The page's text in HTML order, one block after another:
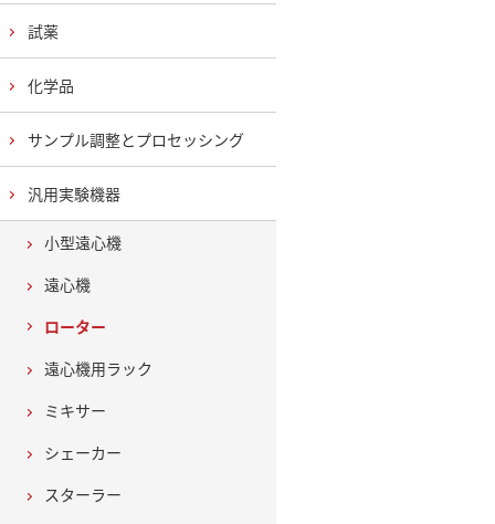
試薬
化学品
サンプル調整とプロセッシング
汎用実験機器
小型遠心機
遠心機
ローター
遠心機用ラック
ミキサー
シェーカー
スターラー